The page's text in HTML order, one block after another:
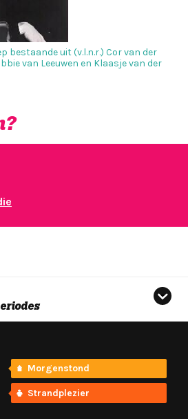
Morgenstond
Strandplezier
bestaande uit (v.l.n.r.) Cor van der
van Leeuwen en Klaasje van der